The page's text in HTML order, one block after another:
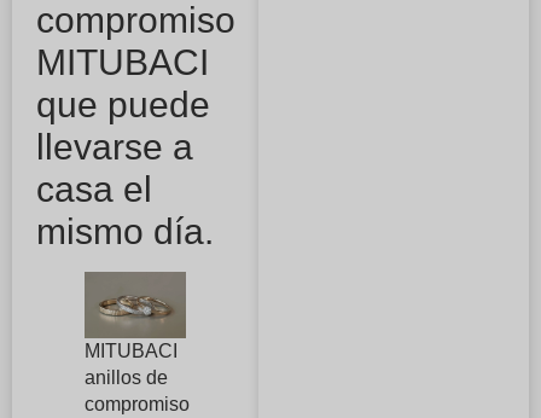
compromiso
MITUBACI
que puede
llevarse a
casa el
mismo día.
MITUBACI
anillos de
compromiso